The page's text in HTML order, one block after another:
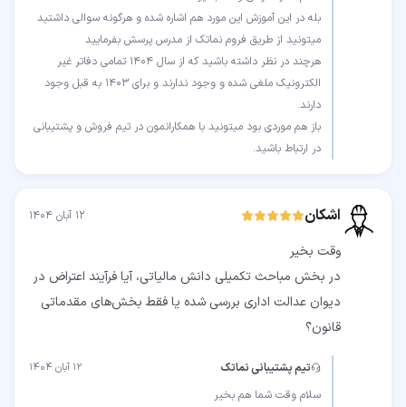
بله در این آموزش این مورد هم اشاره شده و هرگونه سوالی داشتید
هرچند در نظر داشته باشید که از سال 1404 تمامی دفاتر غیر
الکترونیک ملغی شده و وجود ندارند و برای 1403 به قبل وجود
باز هم موردی بود میتونید با همکارانمون در تیم فروش و پشتیبانی
در ارتباط باشید.
اشکان ۱۲ آبان ۱۴۰۴
در بخش مباحث تکمیلی دانش مالیاتی، آیا فرآیند اعتراض در
دیوان عدالت اداری بررسی شده یا فقط بخش‌های مقدماتی
قانون؟
تیم پشتیبانی نماتک ۱۲ آبان ۱۴۰۴